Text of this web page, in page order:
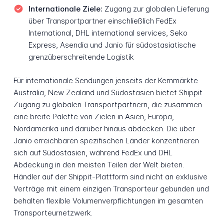
Internationale Ziele: Zugang zur globalen Lieferung
über Transportpartner einschließlich FedEx
International, DHL international services, Seko
Express, Asendia und Janio für südostasiatische
grenzüberschreitende Logistik
Für internationale Sendungen jenseits der Kernmärkte
Australia, New Zealand und Südostasien bietet Shippit
Zugang zu globalen Transportpartnern, die zusammen
eine breite Palette von Zielen in Asien, Europa,
Nordamerika und darüber hinaus abdecken. Die über
Janio erreichbaren spezifischen Länder konzentrieren
sich auf Südostasien, während FedEx und DHL
Abdeckung in den meisten Teilen der Welt bieten.
Händler auf der Shippit-Plattform sind nicht an exklusive
Verträge mit einem einzigen Transporteur gebunden und
behalten flexible Volumenverpflichtungen im gesamten
Transporteurnetzwerk.